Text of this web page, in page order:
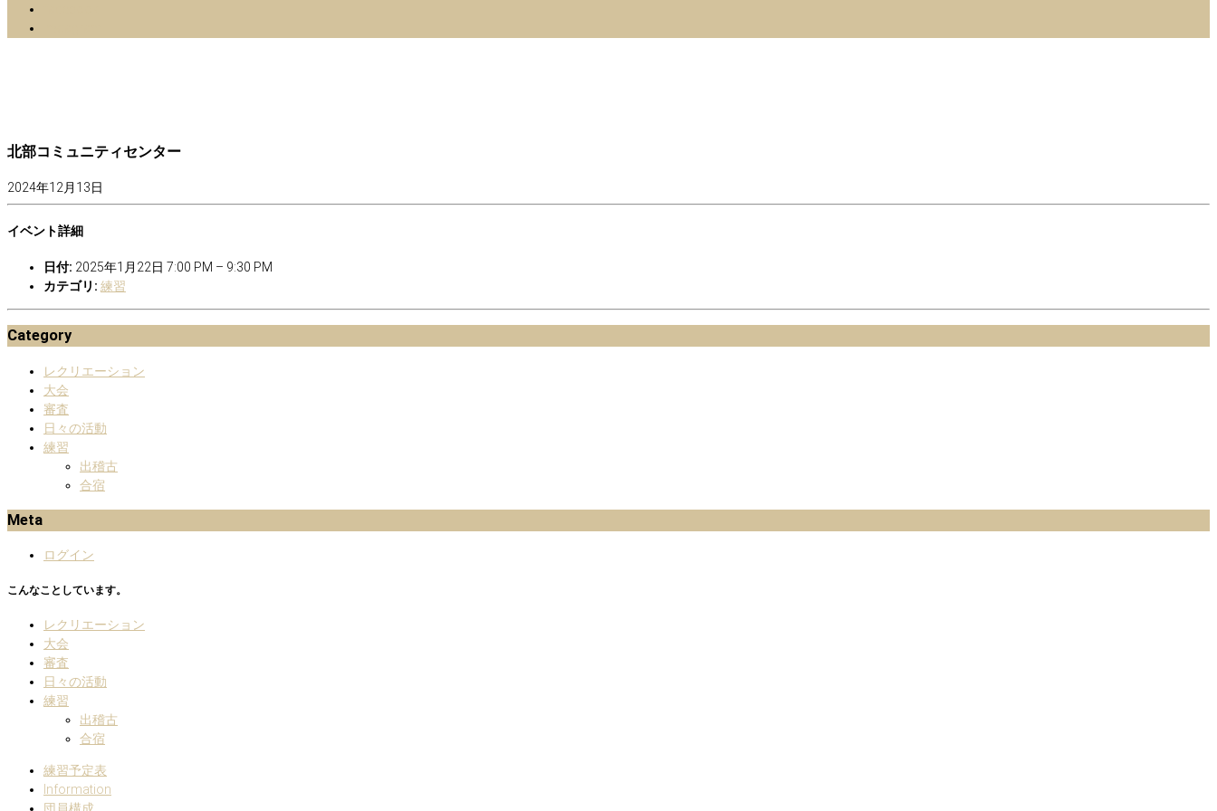
北部コミュニティセンター
2024年12月13日
イベント詳細
日付: 2025年1月22日 7:00 PM – 9:30 PM
カテゴリ: 練習
Category
レクリエーション
大会
審査
日々の活動
練習
出稽古
合宿
Meta
ログイン
こんなことしています。
レクリエーション
大会
審査
日々の活動
練習
出稽古
合宿
練習予定表
Information